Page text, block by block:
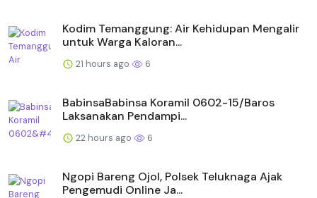
Kodim Temanggung: Air Kehidupan Mengalir
untuk Warga Kaloran...
21 hours ago 6
BabinsaBabinsa Koramil 0602-15/Baros
Laksanakan Pendampi...
22 hours ago 6
Ngopi Bareng Ojol, Polsek Teluknaga Ajak
Pengemudi Online Ja...